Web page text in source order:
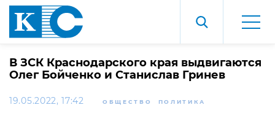
В ЗСК Краснодарского края выдвигаются
Олег Бойченко и Станислав Гринев
19.05.2022, 17:42 ОБЩЕСТВО ПОЛИТИКА